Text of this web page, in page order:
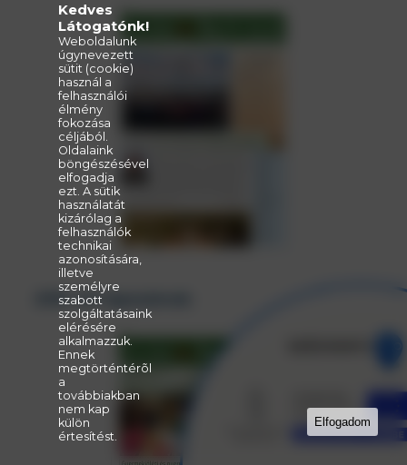
2015. évi lapszámok:
Kedves
Látogatónk!
Weboldalunk
úgynevezett
sütit (cookie)
használ a
felhasználói
élmény
fokozása
céljából.
Oldalaink
böngészésével
elfogadja
ezt. A sütik
használatát
kizárólag a
felhasználók
technikai
azonosítására,
illetve
személyre
szabott
szolgáltatásaink
elérésére
alkalmazzuk.
Ennek
megtörténtérõl
a
továbbiakban
nem kap
külön
értesítést.
Elfogadom